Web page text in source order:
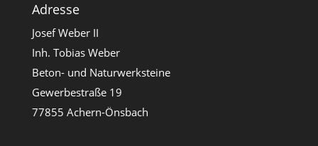
Adresse
Josef Weber II
Inh. Tobias Weber
Beton- und Naturwerksteine
Gewerbestraße 19
77855 Achern-Önsbach